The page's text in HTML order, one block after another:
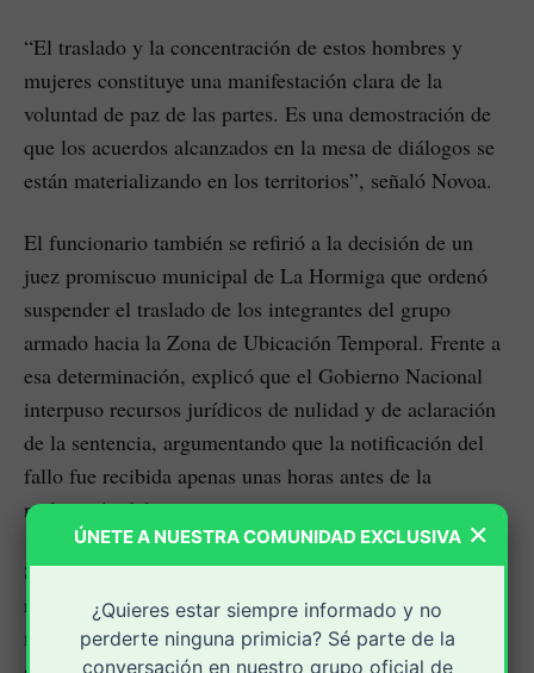
“El traslado y la concentración de estos hombres y
mujeres constituye una manifestación clara de la
voluntad de paz de las partes. Es una demostración de
que los acuerdos alcanzados en la mesa de diálogos se
están materializando en los territorios”, señaló Novoa.
El funcionario también se refirió a la decisión de un
juez promiscuo municipal de La Hormiga que ordenó
suspender el traslado de los integrantes del grupo
armado hacia la Zona de Ubicación Temporal. Frente a
esa determinación, explicó que el Gobierno Nacional
interpuso recursos jurídicos de nulidad y de aclaración
de la sentencia, argumentando que la notificación del
fallo fue recibida apenas unas horas antes de la
realización del evento.
Según Novoa, la delegación gubernamental ha actuado
respetando las decisiones judiciales y en ningún
momento ha pretendido desconocerlas. Sin embargo,
×
ÚNETE A NUESTRA COMUNIDAD EXCLUSIVA
¿Quieres estar siempre informado y no
perderte ninguna primicia? Sé parte de la
conversación en nuestro grupo oficial de